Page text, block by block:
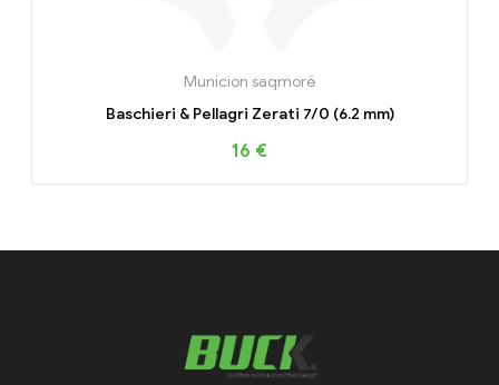
Municion saqmorë
Baschieri & Pellagri Zerati 7/0 (6.2 mm)
16 €